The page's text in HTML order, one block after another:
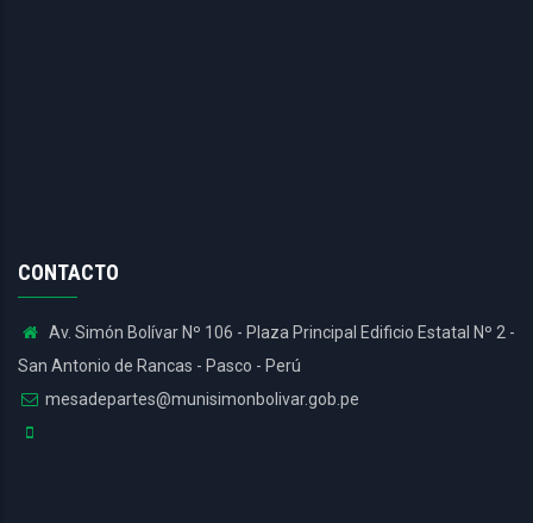
CONTACTO
Av. Simón Bolívar Nº 106 - Plaza Principal Edificio Estatal Nº 2 -
San Antonio de Rancas - Pasco - Perú
mesadepartes@munisimonbolivar.gob.pe